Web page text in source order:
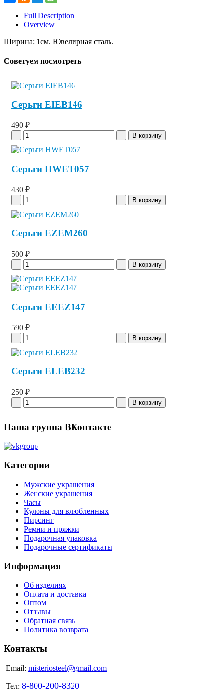
Full Description
Overview
Ширина: 1см. Ювелирная сталь.
Советуем посмотреть
Серьги EIEB146
490 ₽
Серьги HWET057
430 ₽
Серьги EZEM260
500 ₽
Серьги EEEZ147
590 ₽
Серьги ELEB232
250 ₽
Наша группа ВКонтакте
Категории
Мужские украшения
Женские украшения
Часы
Кулоны для влюбленных
Пирсинг
Ремни и пряжки
Подарочная упаковка
Подарочные сертификаты
Информация
Об изделиях
Оплата и доставка
Оптом
Отзывы
Обратная связь
Политика возврата
Контакты
Email: misteriosteel@gmail.com
Тел: 8-800-200-8320